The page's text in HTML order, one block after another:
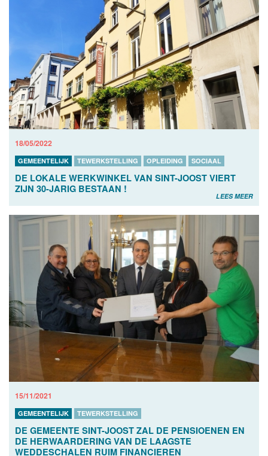
18/05/2022
GEMEENTELIJK TEWERKSTELLING OPLEIDING SOCIAAL
DE LOKALE WERKWINKEL VAN SINT-JOOST VIERT
ZIJN 30-JARIG BESTAAN !
LEES MEER
15/11/2021
GEMEENTELIJK TEWERKSTELLING
DE GEMEENTE SINT-JOOST ZAL DE PENSIOENEN EN
DE HERWAARDERING VAN DE LAAGSTE
WEDDESCHALEN RUIM FINANCIEREN